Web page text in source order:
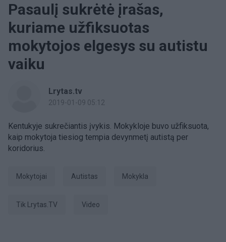
Pasaulį sukrėtė įrašas,
kuriame užfiksuotas
mokytojos elgesys su autistu
vaiku
Lrytas.tv
2019-01-09 05:12
Kentukyje sukrečiantis įvykis. Mokykloje buvo užfiksuota,
kaip mokytoja tiesiog tempia devynmetį autistą per
koridorius.
mokytojai autistas Mokykla
tik Lrytas.TV Video